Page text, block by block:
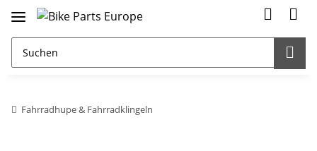
Fahrradhupe & Fahrradklingeln